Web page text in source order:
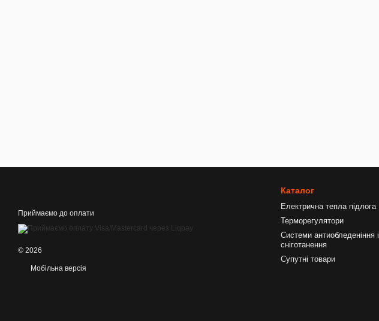
Приймаємо до оплати
© 2026
Мобільна версія
Каталог
Електрична тепла підлога
Терморегулятори
Системи антиобледеніння і
сніготанення
Супутні товари